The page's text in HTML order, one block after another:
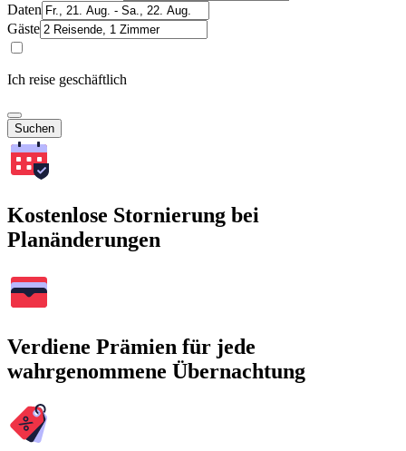
Daten
Gäste
Ich reise geschäftlich
Suchen
Kostenlose Stornierung bei
Planänderungen
Verdiene Prämien für jede
wahrgenommene Übernachtung